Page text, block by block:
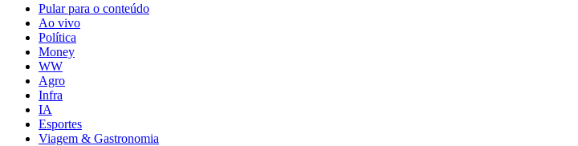
Pular para o conteúdo
Ao vivo
Política
Money
WW
Agro
Infra
IA
Esportes
Viagem & Gastronomia